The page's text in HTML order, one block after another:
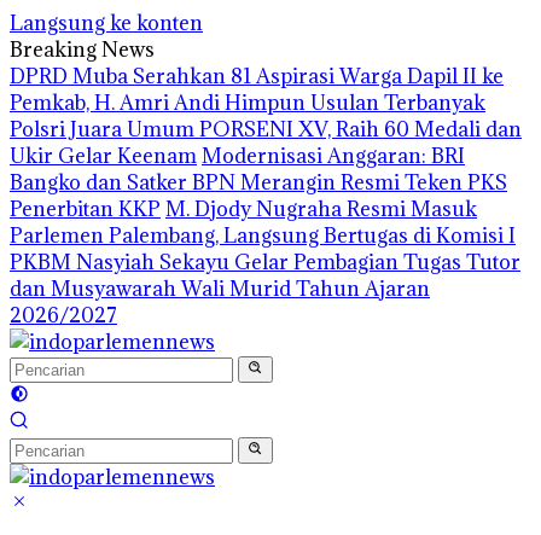
Langsung ke konten
Breaking News
DPRD Muba Serahkan 81 Aspirasi Warga Dapil II ke
Pemkab, H. Amri Andi Himpun Usulan Terbanyak
Polsri Juara Umum PORSENI XV, Raih 60 Medali dan
Ukir Gelar KeenamModernisasi Anggaran: BRI
Bangko dan Satker BPN Merangin Resmi Teken PKS
Penerbitan KKP M. Djody Nugraha Resmi Masuk
Parlemen Palembang, Langsung Bertugas di Komisi I
PKBM Nasyiah Sekayu Gelar Pembagian Tugas Tutor
dan Musyawarah Wali Murid Tahun Ajaran
2026/2027